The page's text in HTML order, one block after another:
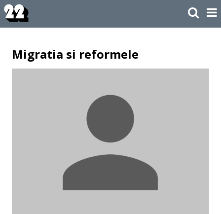
Migratia si reformele